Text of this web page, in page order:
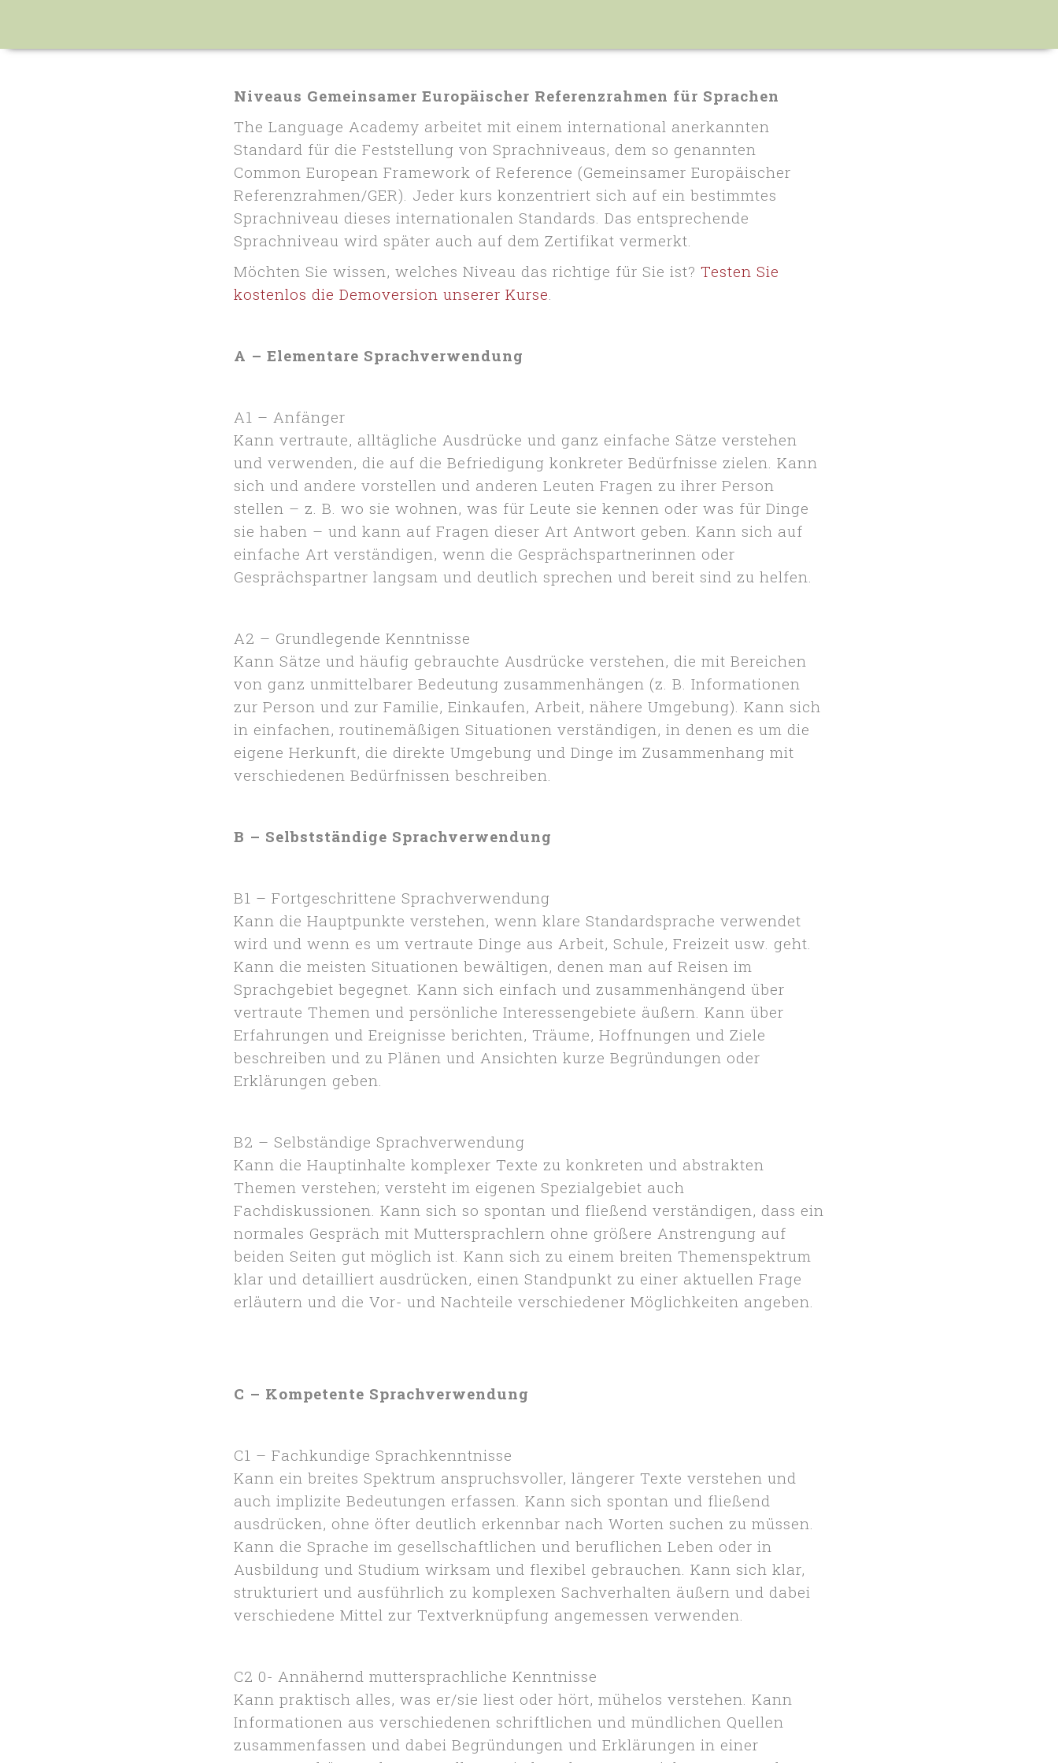
Niveaus Gemeinsamer Europäischer Referenzrahmen für Sprachen
The Language Academy arbeitet mit einem international anerkannten
Standard für die Feststellung von Sprachniveaus, dem so genannten
Common European Framework of Reference (Gemeinsamer Europäischer
Referenzrahmen/GER). Jeder kurs konzentriert sich auf ein bestimmtes
Sprachniveau dieses internationalen Standards. Das entsprechende
Sprachniveau wird später auch auf dem Zertifikat vermerkt.
Möchten Sie wissen, welches Niveau das richtige für Sie ist? Testen Sie
kostenlos die Demoversion unserer Kurse.
A – Elementare Sprachverwendung
A1 – Anfänger
Kann vertraute, alltägliche Ausdrücke und ganz einfache Sätze verstehen
und verwenden, die auf die Befriedigung konkreter Bedürfnisse zielen. Kann
sich und andere vorstellen und anderen Leuten Fragen zu ihrer Person
stellen – z. B. wo sie wohnen, was für Leute sie kennen oder was für Dinge
sie haben – und kann auf Fragen dieser Art Antwort geben. Kann sich auf
einfache Art verständigen, wenn die Gesprächspartnerinnen oder
Gesprächspartner langsam und deutlich sprechen und bereit sind zu helfen.
A2 – Grundlegende Kenntnisse
Kann Sätze und häufig gebrauchte Ausdrücke verstehen, die mit Bereichen
von ganz unmittelbarer Bedeutung zusammenhängen (z. B. Informationen
zur Person und zur Familie, Einkaufen, Arbeit, nähere Umgebung). Kann sich
in einfachen, routinemäßigen Situationen verständigen, in denen es um die
eigene Herkunft, die direkte Umgebung und Dinge im Zusammenhang mit
verschiedenen Bedürfnissen beschreiben.
B – Selbstständige Sprachverwendung
B1 – Fortgeschrittene Sprachverwendung
Kann die Hauptpunkte verstehen, wenn klare Standardsprache verwendet
wird und wenn es um vertraute Dinge aus Arbeit, Schule, Freizeit usw. geht.
Kann die meisten Situationen bewältigen, denen man auf Reisen im
Sprachgebiet begegnet. Kann sich einfach und zusammenhängend über
vertraute Themen und persönliche Interessengebiete äußern. Kann über
Erfahrungen und Ereignisse berichten, Träume, Hoffnungen und Ziele
beschreiben und zu Plänen und Ansichten kurze Begründungen oder
Erklärungen geben.
B2 – Selbständige Sprachverwendung
Kann die Hauptinhalte komplexer Texte zu konkreten und abstrakten
Themen verstehen; versteht im eigenen Spezialgebiet auch
Fachdiskussionen. Kann sich so spontan und fließend verständigen, dass ein
normales Gespräch mit Muttersprachlern ohne größere Anstrengung auf
beiden Seiten gut möglich ist. Kann sich zu einem breiten Themenspektrum
klar und detailliert ausdrücken, einen Standpunkt zu einer aktuellen Frage
erläutern und die Vor- und Nachteile verschiedener Möglichkeiten angeben.
C – Kompetente Sprachverwendung
C1 – Fachkundige Sprachkenntnisse
Kann ein breites Spektrum anspruchsvoller, längerer Texte verstehen und
auch implizite Bedeutungen erfassen. Kann sich spontan und fließend
ausdrücken, ohne öfter deutlich erkennbar nach Worten suchen zu müssen.
Kann die Sprache im gesellschaftlichen und beruflichen Leben oder in
Ausbildung und Studium wirksam und flexibel gebrauchen. Kann sich klar,
strukturiert und ausführlich zu komplexen Sachverhalten äußern und dabei
verschiedene Mittel zur Textverknüpfung angemessen verwenden.
C2 0- Annähernd muttersprachliche Kenntnisse
Kann praktisch alles, was er/sie liest oder hört, mühelos verstehen. Kann
Informationen aus verschiedenen schriftlichen und mündlichen Quellen
zusammenfassen und dabei Begründungen und Erklärungen in einer